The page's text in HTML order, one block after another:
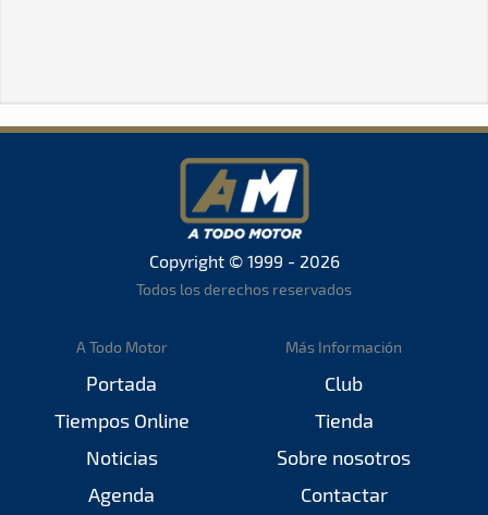
Copyright © 1999 - 2026
Todos los derechos reservados
A Todo Motor
Portada
Tiempos Online
Noticias
Agenda
Más Información
Club
Tienda
Sobre nosotros
Contactar